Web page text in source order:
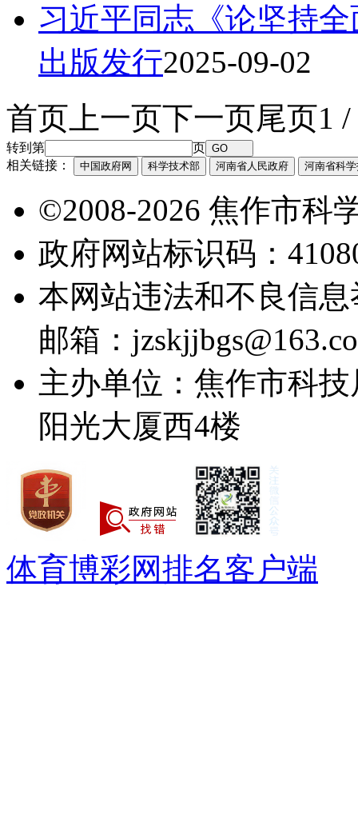
习近平同志《论坚持
出版发行2025-09-02
首页 上一页下一页尾页1
转到第
页
相关链接：
中国政府网 科学技术部 河南省人民政府 河南省科
©2008-2026 焦作市科
政府网站标识码：
本网站违法和不良信息
邮箱：
主办单位：焦作市科
阳光大厦西4楼
体育博彩网排名客户端